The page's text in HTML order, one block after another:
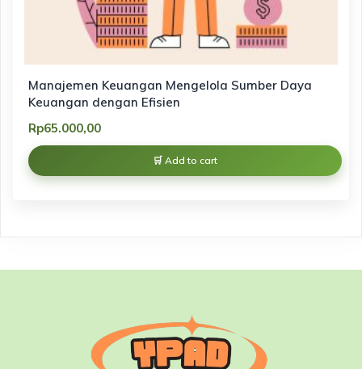
Manajemen Keuangan Mengelola Sumber Daya
Keuangan dengan Efisien
Rp65.000,00
Add to cart